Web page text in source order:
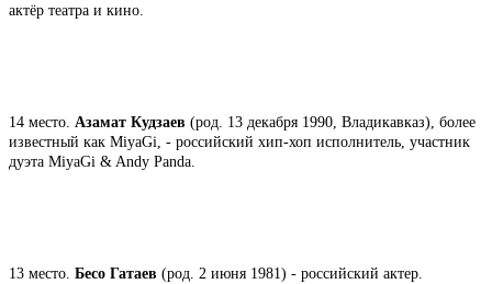
актёр театра и кино.
14 место. Азамат Кудзаев (род. 13 декабря 1990, Владикавказ), более
известный как MiyaGi, - российский хип-хоп исполнитель, участник
дуэта MiyaGi & Andy Panda.
13 место. Бесо Гатаев (род. 2 июня 1981) - российский актер.